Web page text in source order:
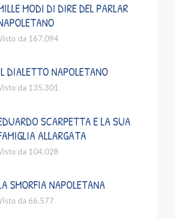
MODI DI DIRE DEL PARLAR
da 167.094
DIALETTO NAPOLETANO
da 135.301
SCARPETTA E LA SUA
ALLARGATA
da 104.028
SMORFIA NAPOLETANA
da 66.577